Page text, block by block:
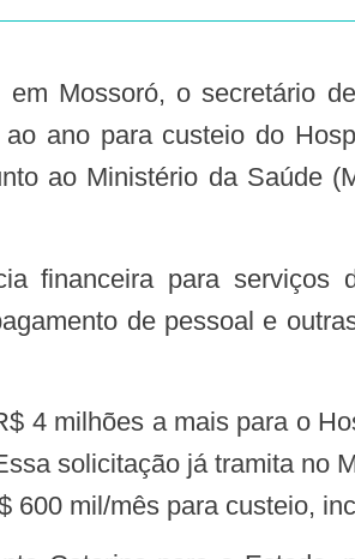
ano para custeio do
ao Ministério da Saúde
de pessoal e
solicitação já tramita no
mil/mês para custeio,